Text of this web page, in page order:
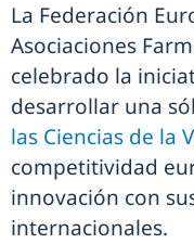
La Federación
Asociaciones
celebrado la
desarrollar una
las Ciencias de la
competitividad
innovación con
internacionales.